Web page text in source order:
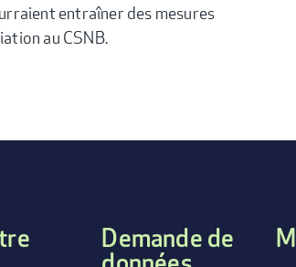
entraîner des mesures
au CSNB.
Demande de